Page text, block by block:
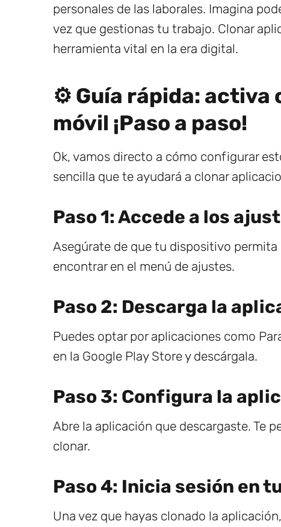
personales de las laborales. Imagina
vez que gestionas tu trabajo. Clonar
herramienta vital en la era digital.
⚙️ Guía rápida: activa
móvil ¡Paso a paso!
Ok, vamos directo a cómo configurar
sencilla que te ayudará a clonar
Paso 1: Accede a los
Asegúrate de que tu dispositivo
encontrar en el menú de ajustes.
Paso 2: Descarga la
Puedes optar por aplicaciones como
en la Google Play Store y descárgala.
Paso 3: Configura la
Abre la aplicación que descargaste. Te
clonar.
Paso 4: Inicia sesión en
Una vez que hayas clonado la